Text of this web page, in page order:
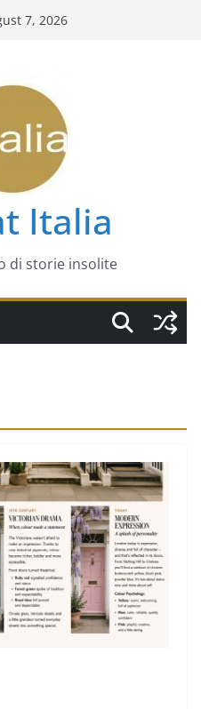
7, 2026
Italia
di storie insolite